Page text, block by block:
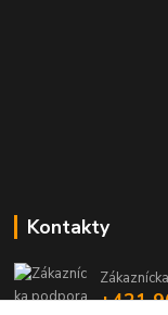
Kontakty
+421